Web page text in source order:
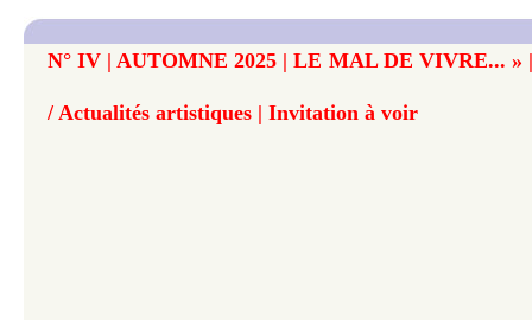
N° IV | AUTOMNE 2025 | LE MAL DE VIVRE... » |
/ Actualités artistiques | Invitation à voir